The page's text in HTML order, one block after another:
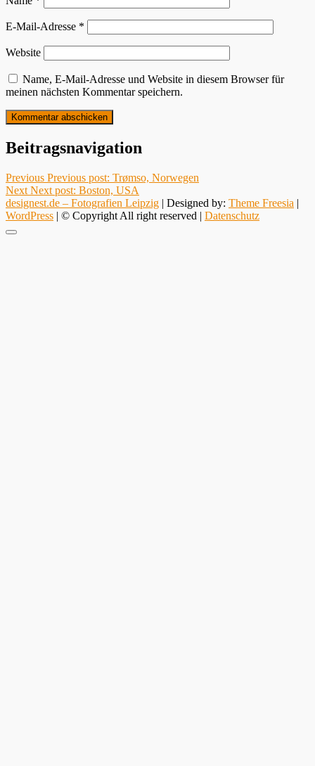
E-Mail-Adresse *
Website
Name, E-Mail-Adresse und Website in diesem Browser für
meinen nächsten Kommentar speichern.
Beitragsnavigation
Previous Previous post: Trømso, Norwegen
Next Next post: Boston, USA
designest.de – Fotografien Leipzig | Designed by: Theme Freesia |
WordPress | © Copyright All right reserved | Datenschutz